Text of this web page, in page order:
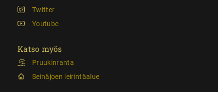
Twitter
Youtube
Katso myös
Pruukinranta
Seinäjoen leirintäalue